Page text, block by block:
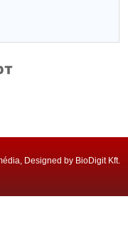
Designed by BioDigit Kft.